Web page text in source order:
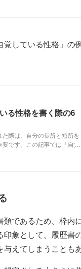
覚している性格」の
る性格を書く際の6
際は、自分の長所と短所を
です。この記事では「自覚
キャリアアドバイザーが解
であるため、枠内
印象として、履歴書
えてしまうことも